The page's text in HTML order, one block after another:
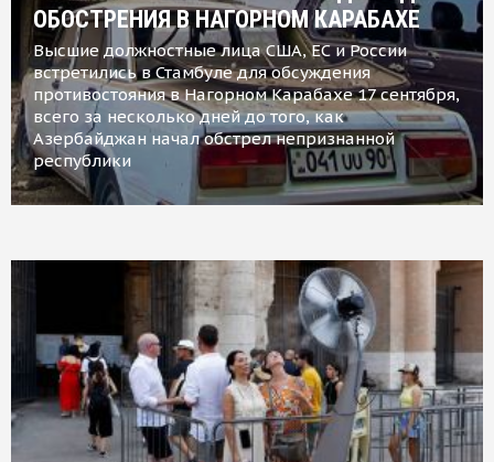
ОБОСТРЕНИЯ В НАГОРНОМ КАРАБАХЕ
Высшие должностные лица США, ЕС и России
встретились в Стамбуле для обсуждения
противостояния в Нагорном Карабахе 17 сентября,
всего за несколько дней до того, как
Азербайджан начал обстрел непризнанной
республики